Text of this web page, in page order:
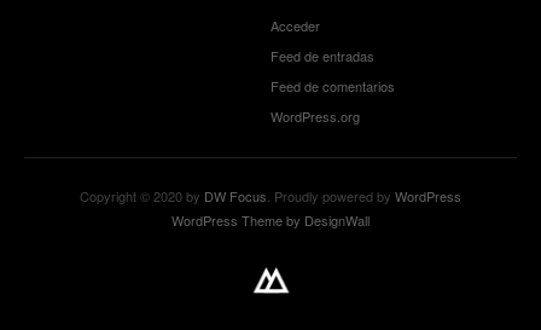
Acceder
Feed de entradas
Feed de comentarios
WordPress.org
Copyright © 2020 by DW Focus. Proudly powered by WordPress
WordPress Theme by DesignWall